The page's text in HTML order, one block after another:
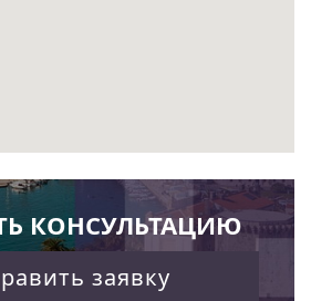
КОНСУЛЬТАЦИЮ
заявку